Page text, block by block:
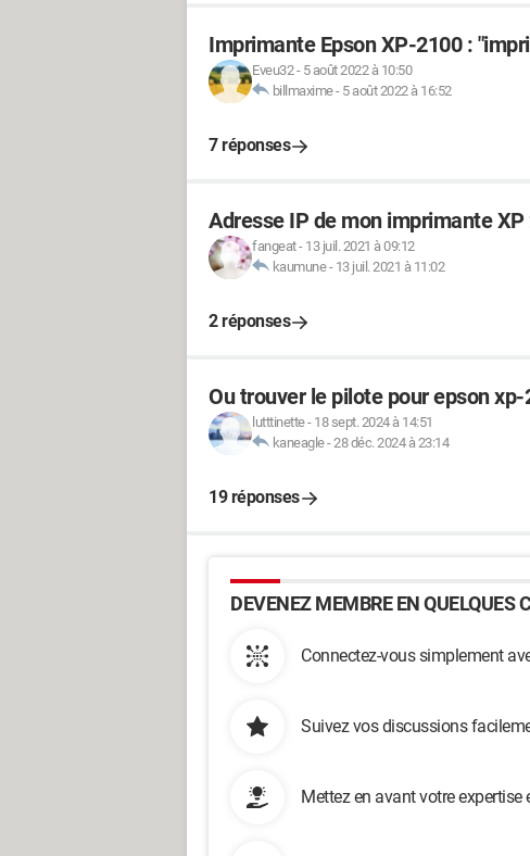
Imprimante Epson XP-2100 :
Eveu32- 5 août 2022 à 10:50
billmaxime- 5 août 2022 à 16:52
7 réponses
Adresse IP de mon imprimante XP
fangeat- 13 juil. 2021 à 09:12
kaumune- 13 juil. 2021 à 11:02
2 réponses
Ou trouver le pilote pour epson xp-
lutttinette- 18 sept. 2024 à 14:51
kaneagle-28 déc. 2024 à 23:14
19 réponses
DEVENEZ MEMBRE EN QUELQUES
Connectez-vous simplement
Suivez vos discussions
Mettez en avant votre